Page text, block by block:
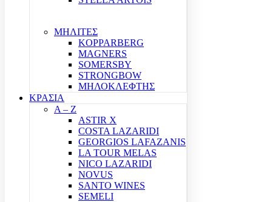
ΜΗΛΙΤΕΣ
KOPPARBERG
MAGNERS
SOMERSBY
STRONGBOW
ΜΗΛΟΚΛΕΦΤΗΣ
ΚΡΑΣΙΑ
A – Z
ASTIR X
COSTA LAZARIDI
GEORGIOS LAFAZANIS
LA TOUR MELAS
NICO LAZARIDI
NOVUS
SANTO WINES
SEMELI